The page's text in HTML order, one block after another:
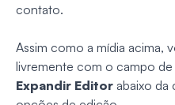
contato.
Assim como a mídia acima,
livremente com o campo
Expandir Editor abaixo da